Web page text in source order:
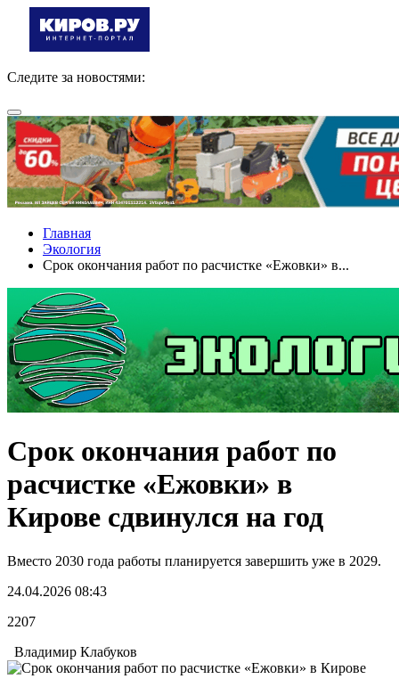
Следите за новостями:
Главная
Экология
Срок окончания работ по расчистке «Ежовки» в...
Срок окончания работ по
расчистке «Ежовки» в
Кирове сдвинулся на год
Вместо 2030 года работы планируется завершить уже в 2029.
24.04.2026 08:43
2207
Владимир Клабуков